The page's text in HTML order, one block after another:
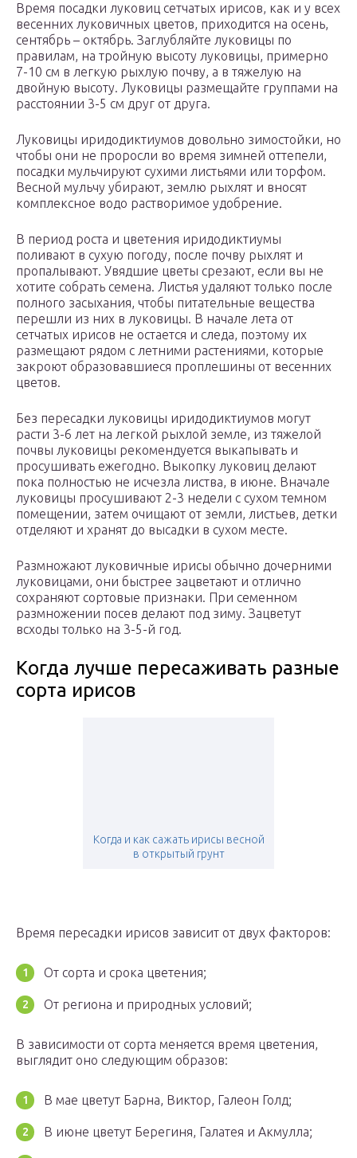
Время посадки луковиц сетчатых ирисов, как и у всех
весенних луковичных цветов, приходится на осень,
сентябрь – октябрь. Заглубляйте луковицы по
правилам, на тройную высоту луковицы, примерно
7-10 см в легкую рыхлую почву, а в тяжелую на
двойную высоту. Луковицы размещайте группами на
расстоянии 3-5 см друг от друга.
Луковицы иридодиктиумов довольно зимостойки, но
чтобы они не проросли во время зимней оттепели,
посадки мульчируют сухими листьями или торфом.
Весной мульчу убирают, землю рыхлят и вносят
комплексное водо растворимое удобрение.
В период роста и цветения иридодиктиумы
поливают в сухую погоду, после почву рыхлят и
пропалывают. Увядшие цветы срезают, если вы не
хотите собрать семена. Листья удаляют только после
полного засыхания, чтобы питательные вещества
перешли из них в луковицы. В начале лета от
сетчатых ирисов не остается и следа, поэтому их
размещают рядом с летними растениями, которые
закроют образовавшиеся проплешины от весенних
цветов.
Без пересадки луковицы иридодиктиумов могут
расти 3-6 лет на легкой рыхлой земле, из тяжелой
почвы луковицы рекомендуется выкапывать и
просушивать ежегодно. Выкопку луковиц делают
пока полностью не исчезла листва, в июне. Вначале
луковицы просушивают 2-3 недели с сухом темном
помещении, затем очищают от земли, листьев, детки
отделяют и хранят до высадки в сухом месте.
Размножают луковичные ирисы обычно дочерними
луковицами, они быстрее зацветают и отлично
сохраняют сортовые признаки. При семенном
размножении посев делают под зиму. Зацветут
всходы только на 3-5-й год.
Когда лучше пересаживать разные
сорта ирисов
Когда и как сажать ирисы весной
в открытый грунт
Время пересадки ирисов зависит от двух факторов:
От сорта и срока цветения;
От региона и природных условий;
В зависимости от сорта меняется время цветения,
выглядит оно следующим образов:
В мае цветут Барна, Виктор, Галеон Голд;
В июне цветут Берегиня, Галатея и Акмулла;